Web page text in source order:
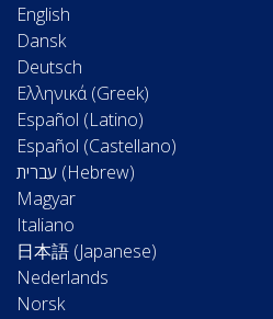
English
Dansk
Deutsch
Ελληνικά (Greek)
Español (Latino)
Español (Castellano)
Magyar
Italiano
日本語 (Japanese)
Nederlands
Norsk